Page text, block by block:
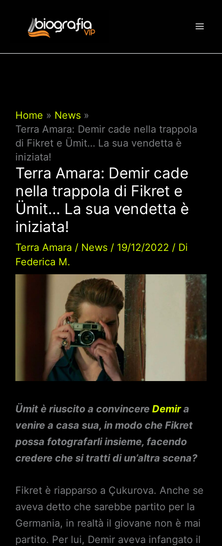
contenuto
Home
News
Terra Amara: Demir cade nella trappola
di Fikret e Ümit… La sua vendetta è
iniziata!
Terra Amara: Demir cade
nella trappola di Fikret e
Ümit… La sua vendetta è
iniziata!
Terra Amara / News/ 19/12/2022 / Di
Federica M.
Ümit è riuscito a convincere Demira
venire a casa sua, in modo che Fikret
possa fotografarli insieme, facendo
credere che si tratti di un’altra scena?
Fikret è riapparso a Çukurova. Anche se
aveva detto che sarebbe partito per la
Germania, in realtà il giovane non è mai
partito. Per lui, Demir aveva infangato il